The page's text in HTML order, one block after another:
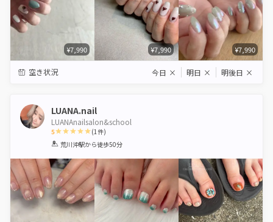
¥7,990 ¥7,990 ¥7,990
空き状況 今日 × 明日 × 明後日 ×
LUANA.nail
LUANAnailsalon&school
5
1 2 3 4 5
(1件)
荒川沖駅から徒歩50分